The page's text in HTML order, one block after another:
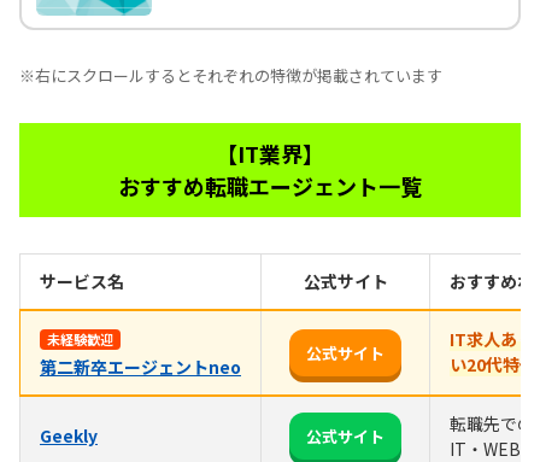
※右にスクロールするとそれぞれの特徴が掲載されています
【IT業界】
おすすめ転職エージェント一覧
サービス名 公式サイト おすすめポ
未経験歓迎
第二新卒エージェントneo
公式サイト
IT求人あり
い20代特
Geekly 公式サイト
転職先での
IT・WEB